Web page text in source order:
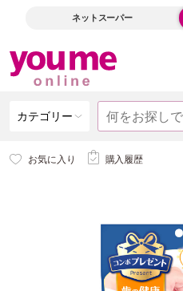
ネットスーパー
カテゴリー
お気に入り 購入履歴